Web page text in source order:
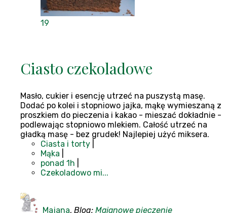
19
Ciasto czekoladowe
Masło, cukier i esencję utrzeć na puszystą masę.
Dodać po kolei i stopniowo jajka, mąkę wymieszaną z
proszkiem do pieczenia i kakao - mieszać dokładnie -
podlewając stopniowo mlekiem. Całość utrzeć na
gładką masę - bez grudek! Najlepiej użyć miksera.
Ciasta i torty
Mąka
ponad 1h
Czekoladowo mi...
Majana, Blog: Majanowe pieczenie